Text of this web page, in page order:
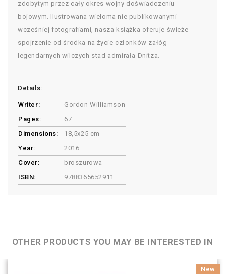
zdobytym przez cały okres wojny doświadczeniu
bojowym. Ilustrowana wieloma nie publikowanymi
wcześniej fotografiami, nasza książka oferuje świeże
spojrzenie od środka na życie członków załóg
legendarnych wilczych stad admirała Dnitza.
Details:
Writer:
Gordon Williamson
Pages:
67
Dimensions:
18,5x25 cm
Year:
2016
Cover:
broszurowa
ISBN:
9788365652911
OTHER PRODUCTS YOU MAY BE INTERESTED IN
New